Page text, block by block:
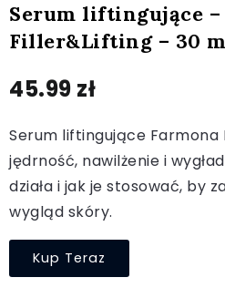
Serum liftingujące –
Filler&Lifting – 30
45.99 zł
Serum liftingujące
jędrność, nawilżenie i
działa i jak je stosować, by
wygląd skóry.
Kup Teraz